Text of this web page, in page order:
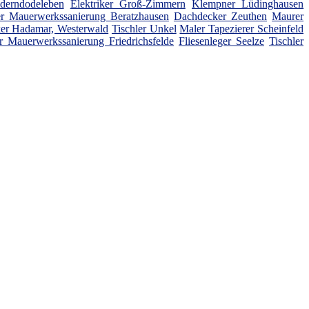
Elektriker Groß-Zimmern Klempner Lüdinghausen
Mauerwerkssanierung Beratzhausen Dachdecker Zeuthen Maurer
Hadamar, Westerwald Tischler Unkel Maler Tapezierer Scheinfeld
Mauerwerkssanierung Friedrichsfelde Fliesenleger Seelze Tischler